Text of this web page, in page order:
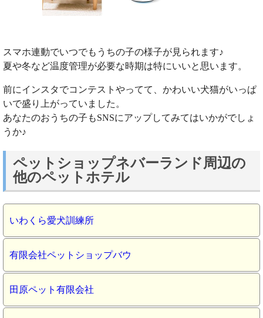
スマホ連動でいつでもうちの子の様子が見られます♪
夏や冬など温度管理が必要な時期は特にいいと思います。
前にインスタでコンテストやってて、かわいい犬猫がいっぱ
いで盛り上がっていました。
あなたのおうちの子もSNSにアップしてみてはいかがでしょ
うか♪
ペットショップネバーランド周辺の
他のペットホテル
いわくら愛犬訓練所
有限会社ペットショップバウ
田原ペット有限会社